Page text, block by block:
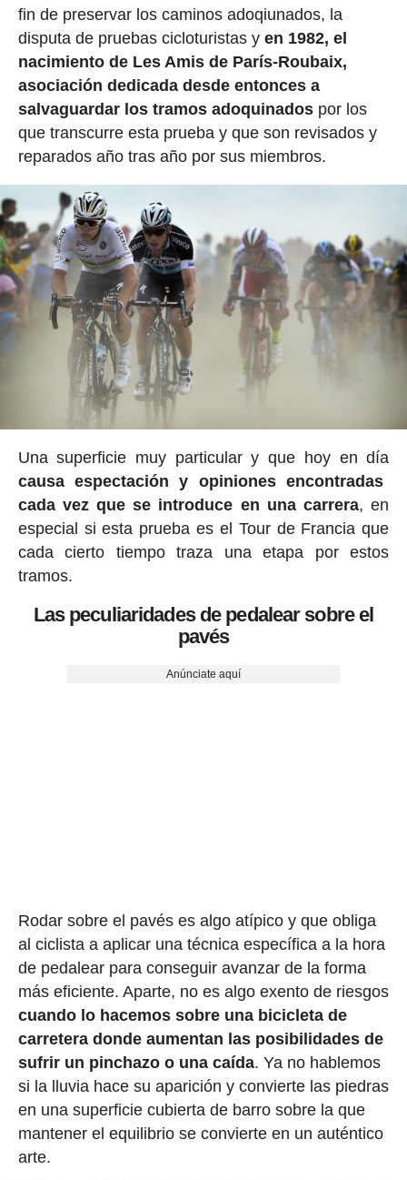
fin de preservar los caminos adoqiunados, la
disputa de pruebas cicloturistas y en 1982, el
nacimiento de Les Amis de París-Roubaix,
asociación dedicada desde entonces a
salvaguardar los tramos adoquinadospor los
que transcurre esta prueba y que son revisados y
reparados año tras año por sus miembros.
Una superficie muy particular y que hoy en día
causa espectación y opiniones encontradas
cada vez que se introduce en una carrera, en
especial si esta prueba es el Tour de Francia que
cada cierto tiempo traza una etapa por estos
tramos.
Las peculiaridades de pedalear sobre el
pavés
Anúnciate aquí
Rodar sobre el pavés es algo atípico y que obliga
al ciclista a aplicar una técnica específica a la hora
de pedalear para conseguir avanzar de la forma
más eficiente. Aparte, no es algo exento de riesgos
cuando lo hacemos sobre una bicicleta de
carretera donde aumentan las posibilidades de
sufrir un pinchazo o una caída. Ya no hablemos
si la lluvia hace su aparición y convierte las piedras
en una superficie cubierta de barro sobre la que
mantener el equilibrio se convierte en un auténtico
arte.